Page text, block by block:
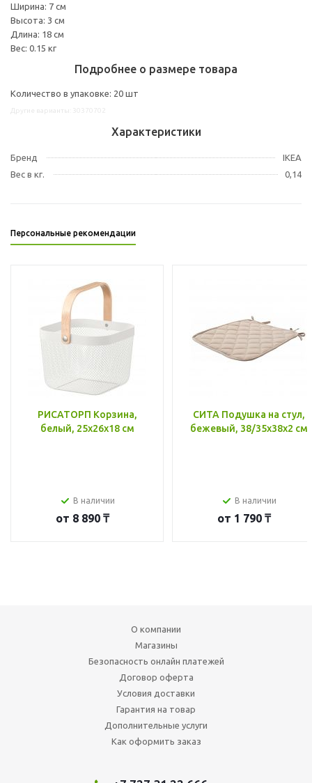
Ширина: 7 см
Высота: 3 см
Длина: 18 см
Вес: 0.15 кг
Подробнее о размере товара
Количество в упаковке: 20 шт
Характеристики
Бренд
IKEA
Вес в кг.
0,14
Персональные рекомендации
РИСАТОРП Корзина,
белый, 25x26x18 см
В наличии
от 8 890 ₸
СИТА Подушка на стул,
бежевый, 38/35x38x2 см
В наличии
от 1 790 ₸
О компании
Магазины
Безопасность онлайн платежей
Договор оферта
Условия доставки
Гарантия на товар
Дополнительные услуги
Как оформить заказ